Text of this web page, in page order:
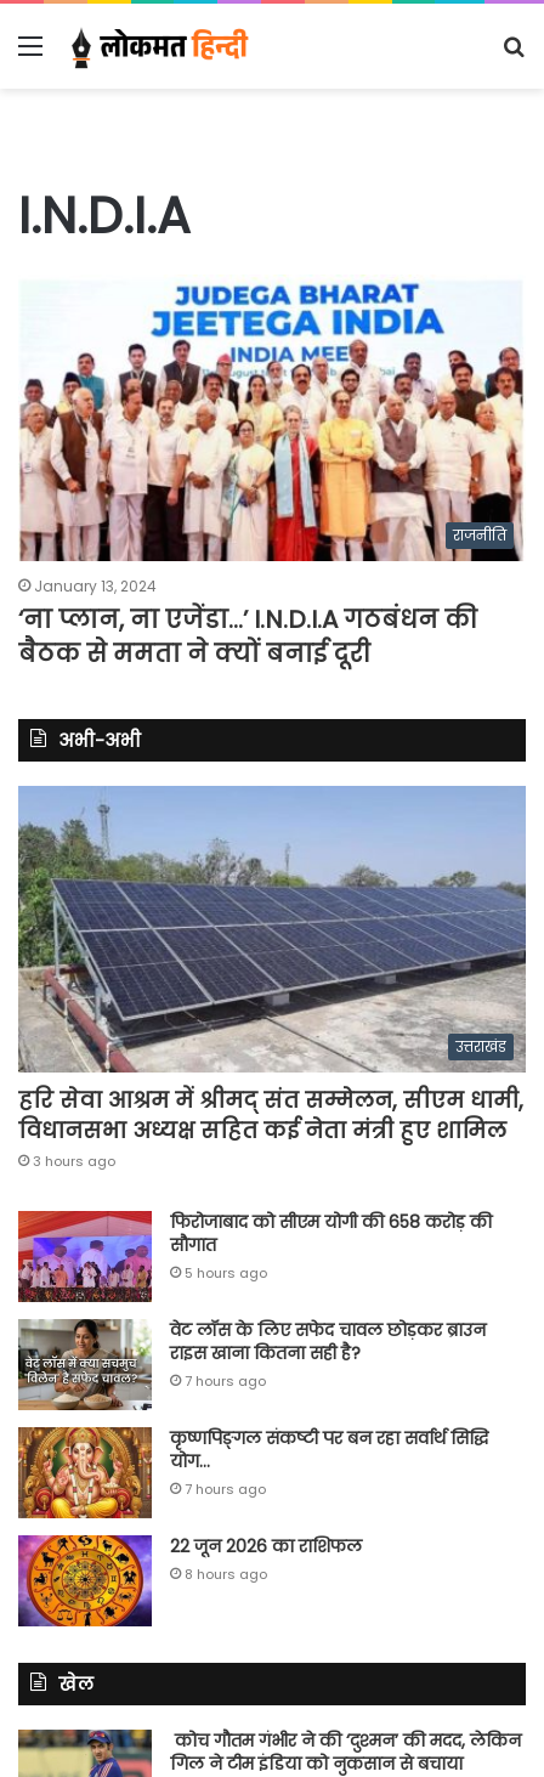
Menu
I.N.D.I.A
राजनीति
January 13, 2024
‘ना प्लान, ना एजेंडा…’ I.N.D.I.A गठबंधन की
बैठक से ममता ने क्यों बनाई दूरी
अभी-अभी
उत्तराखंड
हरि सेवा आश्रम में श्रीमद् संत सम्मेलन, सीएम धामी,
विधानसभा अध्यक्ष सहित कई नेता मंत्री हुए शामिल
3 hours ago
फिरोजाबाद को सीएम योगी की 658 करोड़ की
सौगात
5 hours ago
वेट लॉस के लिए सफेद चावल छोड़कर ब्राउन
राइस खाना कितना सही है?
7 hours ago
कृष्णपिङ्गल संकष्टी पर बन रहा सर्वार्थ सिद्धि
योग…
7 hours ago
22 जून 2026 का राशिफल
8 hours ago
खेल
कोच गौतम गंभीर ने की ‘दुश्मन’ की मदद, लेकिन
गिल ने टीम इंडिया को नुकसान से बचाया